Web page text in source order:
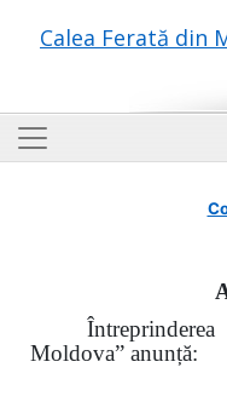
Calea Ferată din
Moldova” anunță: